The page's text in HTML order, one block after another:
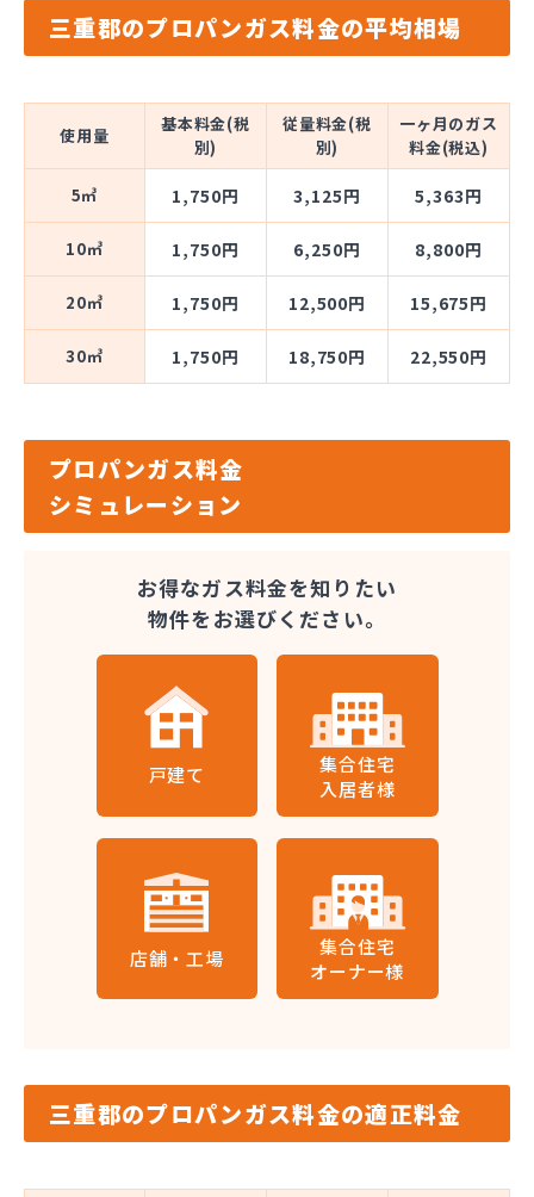
三重郡のプロパンガス料金の平均相場
使用量
基本料金(税
別)
従量料金(税
別)
一ヶ月のガス
料金(税込)
5㎥ 1,750円 3,125円 5,363円
10㎥ 1,750円 6,250円 8,800円
20㎥ 1,750円 12,500円 15,675円
30㎥ 1,750円 18,750円 22,550円
プロパンガス料金
シミュレーション
お得なガス料金を知りたい
物件をお選びください。
戸建て
集合住宅
入居者様
店舗・工場
集合住宅
オーナー様
三重郡のプロパンガス料金の適正料金